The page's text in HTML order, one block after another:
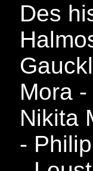
Des
Mora
Nikita
-